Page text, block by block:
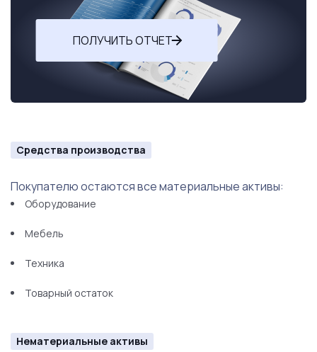
ПОЛУЧИТЬ ОТЧЕТ
Средства производства
Покупателю остаются все материальные активы:
Оборудование
Мебель
Техника
Товарный остаток
Нематериальные активы